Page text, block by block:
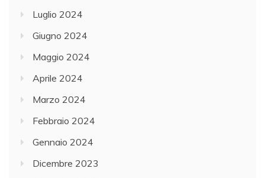
Luglio 2024
Giugno 2024
Maggio 2024
Aprile 2024
Marzo 2024
Febbraio 2024
Gennaio 2024
Dicembre 2023